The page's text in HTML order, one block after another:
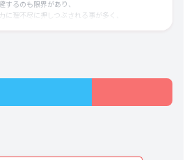
するのも限界があり、
に理不尽に押しつぶされる事が多く、